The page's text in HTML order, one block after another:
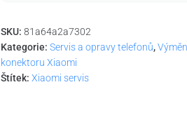
SKU: 81a64a2a7302
Kategorie: Servis a opravy telefonů,
konektoru Xiaomi
Štítek: Xiaomi servis